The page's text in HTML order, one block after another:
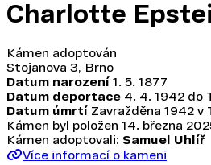
Charlotte
Kámen adoptován
Stojanova 3, Brno
Datum narození 1. 5. 1877
Datum deportace 4. 4. 1942 do
Datum úmrtí Zavražděna 1942 v
Kámen byl položen 14. března
Kámen adoptovali: Samuel Uhlíř
Více informací o kameni